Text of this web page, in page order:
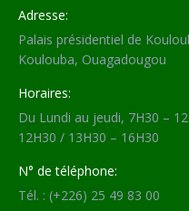
Adresse:
Palais présidentiel de
Koulouba, Ouagadougou
Horaires:
Du Lundi au jeudi, 7H30 –
12H30 / 13H30 – 16H30
N° de téléphone:
Tél. : (+226) 25 49 83 00